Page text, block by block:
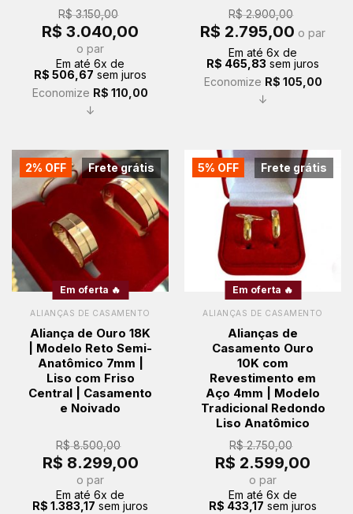
R$3.150,00
O
preço
R$ 3.150,00.
R$ 3.040,00
o par
Em até 6x de
R$ 506,67 sem juros
Economize R$ 110,00
↓
R$2.900,00
O
preço
R$ 2.900,00.
R$ 2.795,00 preço
é:
R$
o par
Em até 6x de
R$ 465,83 sem juros
Economize R$ 105,00
↓
Frete grátis
2% OFF
Em oferta 🔥
ALIANÇAS DE CASAMENTO
Aliança de Ouro 18K
| Modelo Reto Semi-
Anatômico 7mm |
Liso com Friso
Central | Casamento
e Noivado
R$8.500,00
O
preço
original
R$ 8.500,00.
R$ 8.299,00preço
o par
Em até 6x de
R$ 1.383,17 sem juros
Frete grátis
5% OFF
Em oferta 🔥
ALIANÇAS DE CASAMENTO
Alianças de
Casamento Ouro
10K com
Revestimento em
Aço 4mm | Modelo
Tradicional Redondo
Liso Anatômico
R$2.750,00
O
preço
original
R$ 2.750,00.
R$ 2.599,00
o par
Em até 6x de
R$ 433,17 sem juros